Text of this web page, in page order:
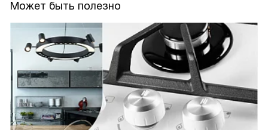
Может быть полезно